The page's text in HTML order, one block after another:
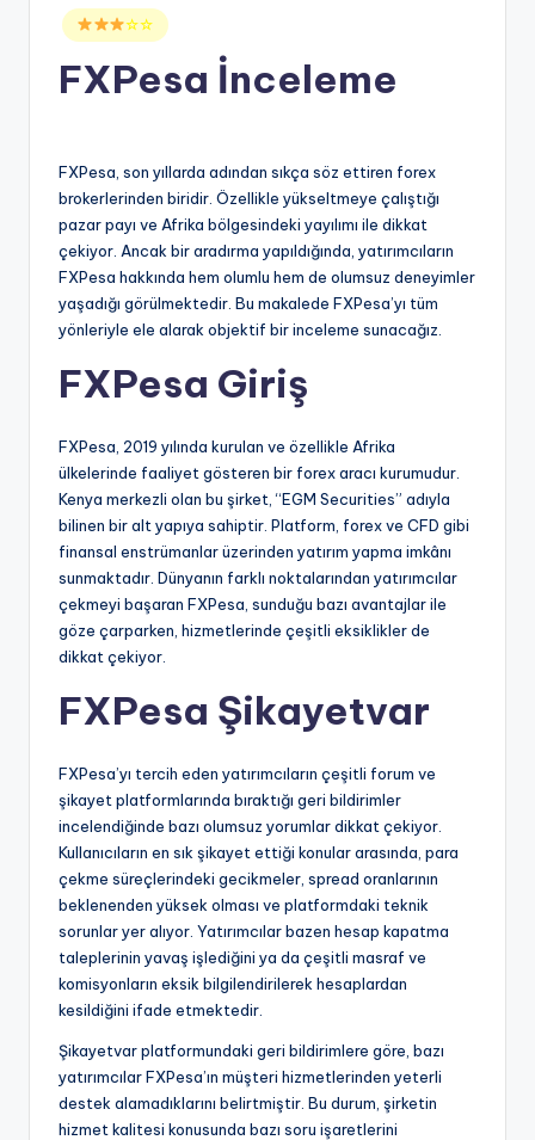
Posted
in
☆☆
FXPesa İnceleme
FXPesa, son yıllarda adından sıkça söz ettiren forex
brokerlerinden biridir. Özellikle yükseltmeye çalıştığı
pazar payı ve Afrika bölgesindeki yayılımı ile dikkat
çekiyor. Ancak bir aradırma yapıldığında, yatırımcıların
FXPesa hakkında hem olumlu hem de olumsuz deneyimler
yaşadığı görülmektedir. Bu makalede FXPesa’yı tüm
yönleriyle ele alarak objektif bir inceleme sunacağız.
FXPesa Giriş
FXPesa, 2019 yılında kurulan ve özellikle Afrika
ülkelerinde faaliyet gösteren bir forex aracı kurumudur.
Kenya merkezli olan bu şirket, “EGM Securities” adıyla
bilinen bir alt yapıya sahiptir. Platform, forex ve CFD gibi
finansal enstrümanlar üzerinden yatırım yapma imkânı
sunmaktadır. Dünyanın farklı noktalarından yatırımcılar
çekmeyi başaran FXPesa, sunduğu bazı avantajlar ile
göze çarparken, hizmetlerinde çeşitli eksiklikler de
dikkat çekiyor.
FXPesa Şikayetvar
FXPesa’yı tercih eden yatırımcıların çeşitli forum ve
şikayet platformlarında bıraktığı geri bildirimler
incelendiğinde bazı olumsuz yorumlar dikkat çekiyor.
Kullanıcıların en sık şikayet ettiği konular arasında, para
çekme süreçlerindeki gecikmeler, spread oranlarının
beklenenden yüksek olması ve platformdaki teknik
sorunlar yer alıyor. Yatırımcılar bazen hesap kapatma
taleplerinin yavaş işlediğini ya da çeşitli masraf ve
komisyonların eksik bilgilendirilerek hesaplardan
kesildiğini ifade etmektedir.
Şikayetvar platformundaki geri bildirimlere göre, bazı
yatırımcılar FXPesa’ın müşteri hizmetlerinden yeterli
destek alamadıklarını belirtmiştir. Bu durum, şirketin
hizmet kalitesi konusunda bazı soru işaretlerini